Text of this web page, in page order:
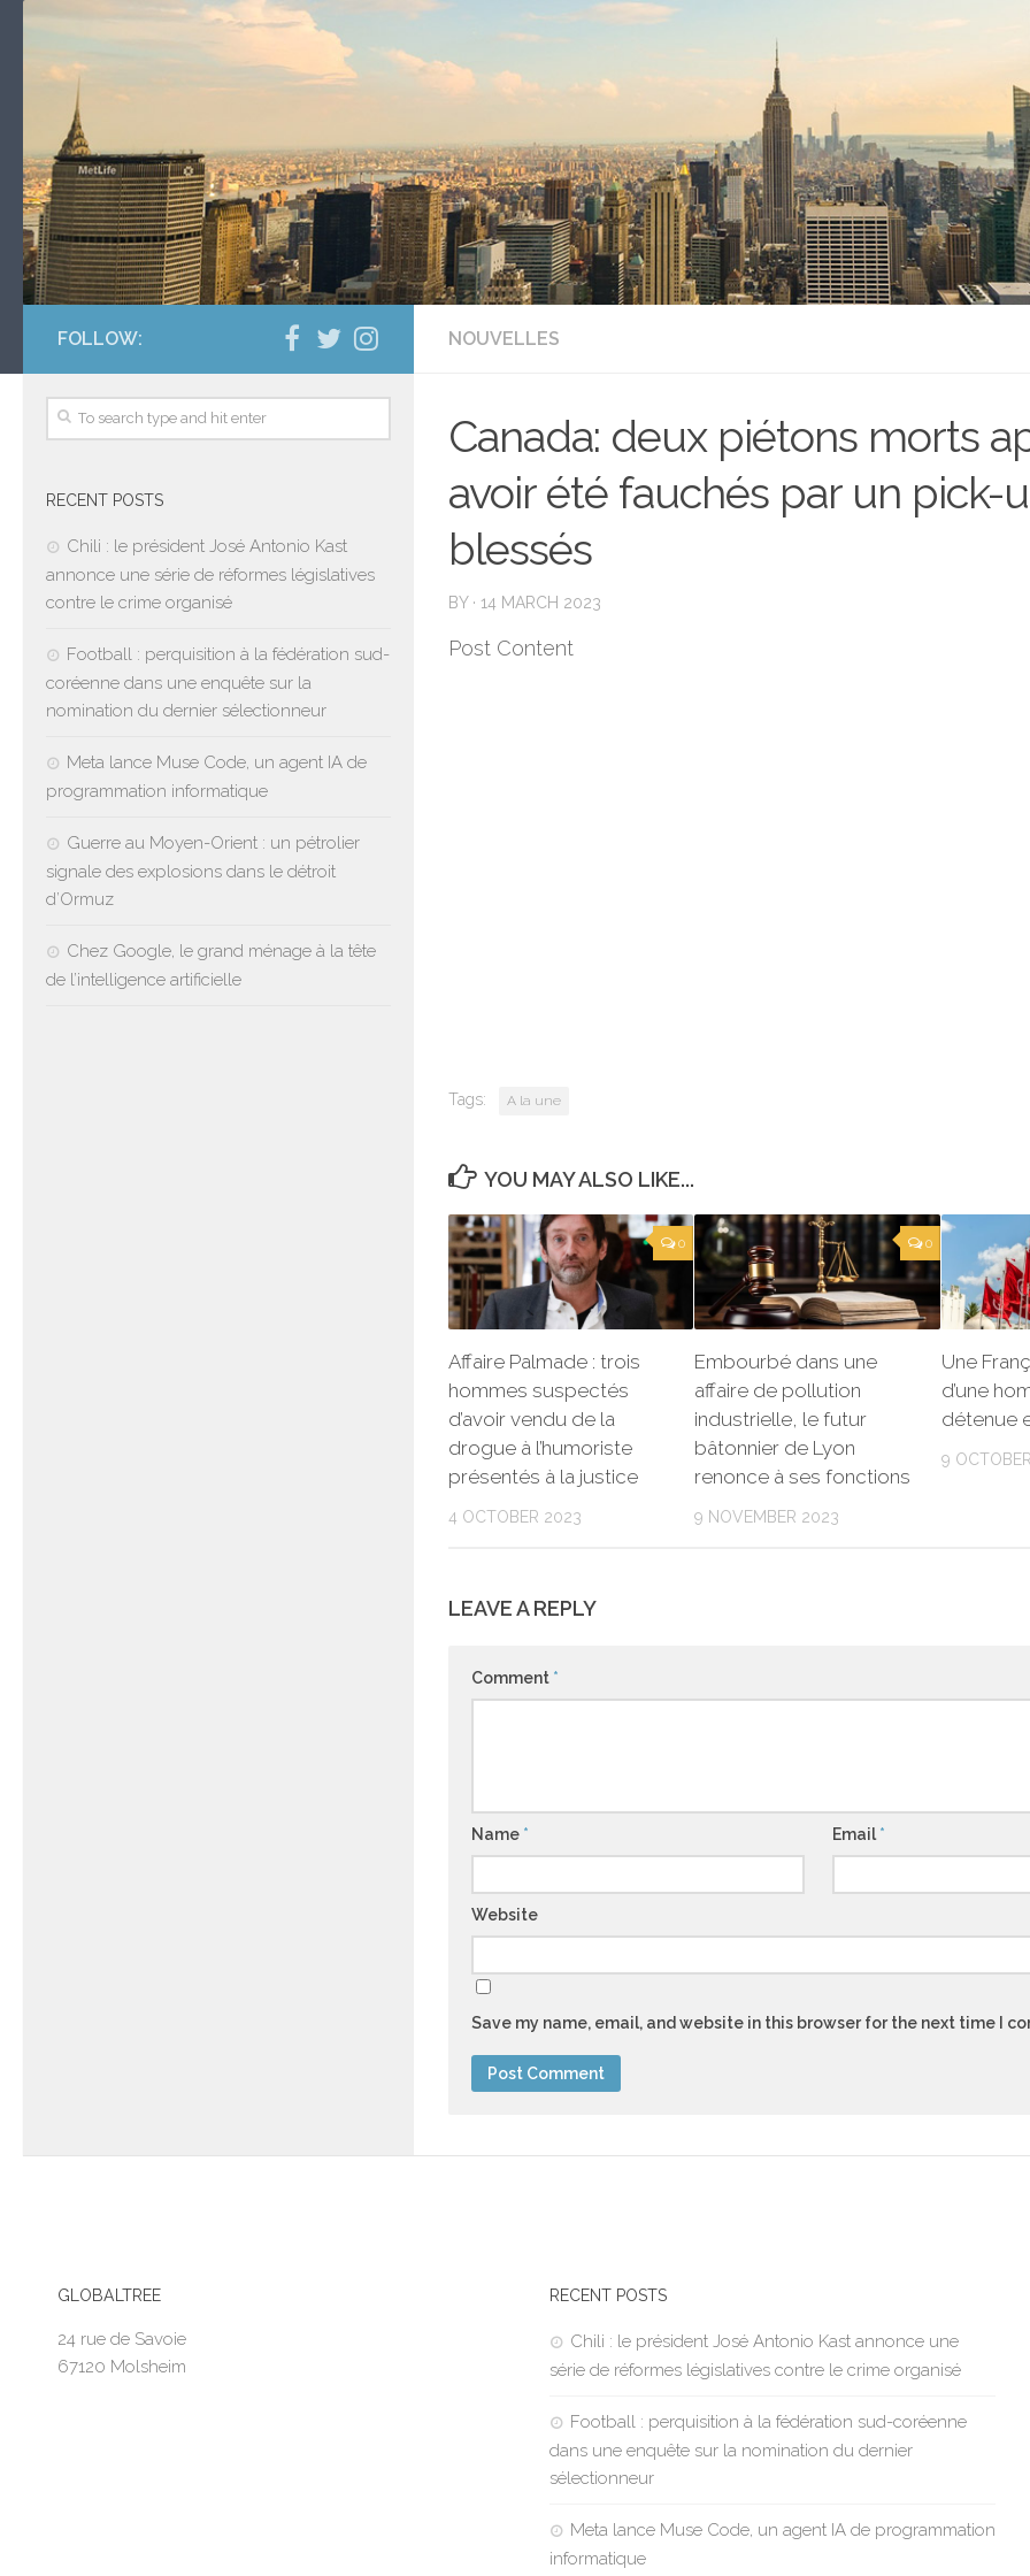
NOUVELLES
Canada: deux piétons morts
avoir été fauchés par un pick-
blessés
BY · 14 MARCH 2023
Post Content
Tags: A la une
YOU MAY ALSO LIKE...
0
Affaire Palmade : trois
hommes suspectés
d’avoir vendu de la
drogue à l’humoriste
présentés à la justice
4 OCTOBER 2023
0
Embourbé dans une
affaire de pollution
industrielle, le futur
bâtonnier de Lyon
renonce à ses fonctions
9 NOVEMBER 2023
Une
d’une
détenue
9
LEAVE A REPLY
Comment *
Name * Email*
Website
Save my name, email, and website in this browser for the next time I
FOLLOW:
RECENT POSTS
Chili : le président José Antonio Kast
annonce une série de réformes législatives
contre le crime organisé
Football : perquisition à la fédération sud-
coréenne dans une enquête sur la
nomination du dernier sélectionneur
Meta lance Muse Code, un agent IA de
programmation informatique
Guerre au Moyen-Orient : un pétrolier
signale des explosions dans le détroit
d’Ormuz
Chez Google, le grand ménage à la tête
de l’intelligence artificielle
GLOBALTREE
24 rue de Savoie
67120 Molsheim
RECENT POSTS
Chili : le président José Antonio Kast annonce une
série de réformes législatives contre le crime organisé
Football : perquisition à la fédération sud-coréenne
dans une enquête sur la nomination du dernier
sélectionneur
Meta lance Muse Code, un agent IA de programmation
informatique